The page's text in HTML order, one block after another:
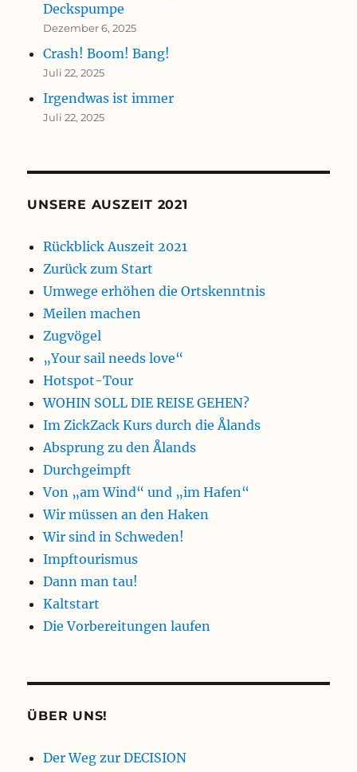
Deckspumpe
Dezember 6, 2025
Crash! Boom! Bang!
Juli 22, 2025
Irgendwas ist immer
Juli 22, 2025
UNSERE AUSZEIT 2021
Rückblick Auszeit 2021
Zurück zum Start
Umwege erhöhen die Ortskenntnis
Meilen machen
Zugvögel
„Your sail needs love“
Hotspot-Tour
WOHIN SOLL DIE REISE GEHEN?
Im ZickZack Kurs durch die Ålands
Absprung zu den Ålands
Durchgeimpft
Von „am Wind“ und „im Hafen“
Wir müssen an den Haken
Wir sind in Schweden!
Impftourismus
Dann man tau!
Kaltstart
Die Vorbereitungen laufen
ÜBER UNS!
Der Weg zur DECISION